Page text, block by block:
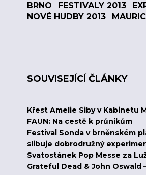
BRNO
FESTIVALY 2013
NOVÉ HUDBY 2013
SOUVISEJÍCÍ ČLÁNKY
Křest Amelie Siby v Kabinetu
FAUN: Na cestě k průnikům
Festival Sonda v brněnském
slibuje dobrodružný
Svatostánek Pop Messe za
Grateful Dead & John Oswald